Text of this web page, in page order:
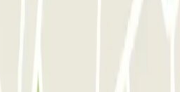
à Barcelone